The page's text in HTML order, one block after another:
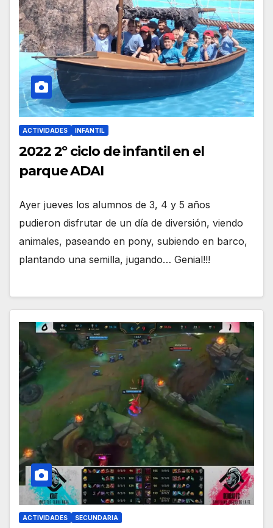
ACTIVIDADES INFANTIL
2022 2º ciclo de infantil en el
parque ADAI
Ayer jueves los alumnos de 3, 4 y 5 años
pudieron disfrutar de un día de diversión, viendo
animales, paseando en pony, subiendo en barco,
plantando una semilla, jugando… Genial!!!
ACTIVIDADES SECUNDARIA